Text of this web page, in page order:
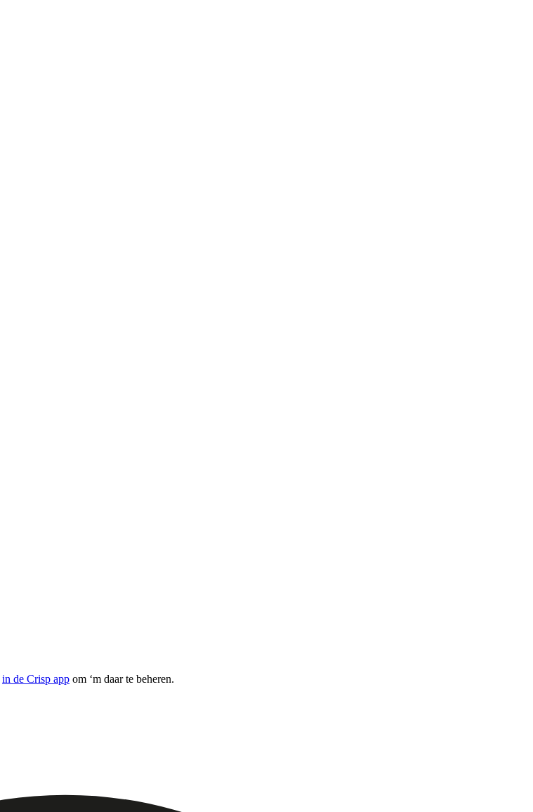
in de Crisp app om ‘m daar te beheren.